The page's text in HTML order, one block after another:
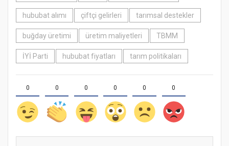
hububat alımı çiftçi gelirleri tarımsal destekler
buğday üretimi üretim maliyetleri TBMM
İYİ Parti hububat fiyatları tarım politikaları
0 0 0 0 0 0